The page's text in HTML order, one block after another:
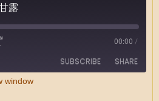
露
00:00 /
SUBSCRIBE SHARE
window